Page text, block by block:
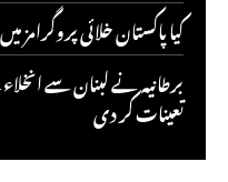
کیا پاکستان خلائی پروگرامز
برطانیہ نے لبنان سے
تعینات کر دی